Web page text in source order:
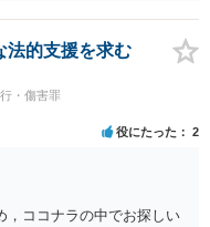
士に相談されることをおす
法的支援を求む
・傷害罪
役にたった 2
，ココナラの中でお探しい